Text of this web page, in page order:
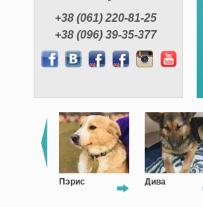
+38 (061) 220-81-25
+38 (096) 39-35-377
Дива